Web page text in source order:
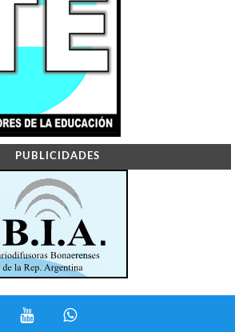
PUBLICIDADES